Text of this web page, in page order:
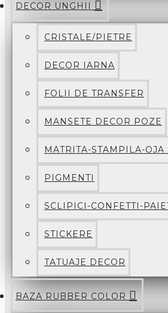
DECOR UNGHII
CRISTALE/PIETRE
DECOR IARNA
FOLII DE TRANSFER
MANSETE DECOR POZE
MATRITA-STAMPILA-OJA
PIGMENTI
SCLIPICI-CONFETTI-
STICKERE
TATUAJE DECOR
BAZA RUBBER COLOR